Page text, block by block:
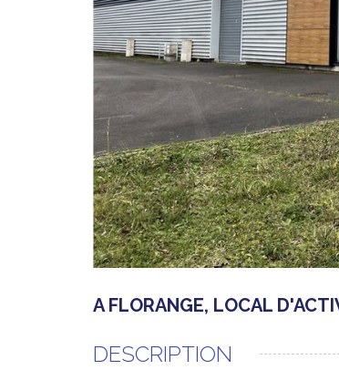
A FLORANGE, LOCAL
DESCRIPTION